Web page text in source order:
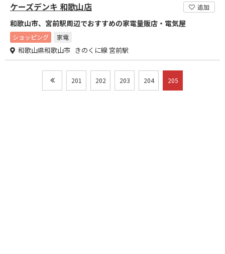
ケーズデンキ 和歌山店 追加
和歌山市、宮前駅周辺でおすすめの家電量販店・電気屋
ショッピング 家電
和歌山県和歌山市 きのくに線 宮前駅
201 202 203 204 205